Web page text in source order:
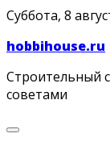
Skip
content
Суббота, 8
hobbihouse.ru
Строительный
советами